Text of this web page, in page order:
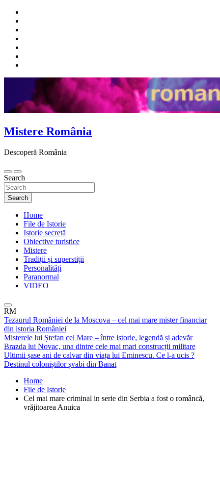
Skip
content
Mistere România
Descoperă România
Search
Search
Home
File de Istorie
Istorie secretă
Obiective turistice
Mistere
Tradiții și superstiții
Personalități
Paranormal
VIDEO
RM
Tezaurul României de la Moscova – cel mai mare mister financiar
din istoria României
Misterele lui Ștefan cel Mare – între istorie, legendă și adevăr
Brazda lui Novac, una dintre cele mai mari construcții militare
Ultimii șase ani de calvar din viața lui Eminescu. Ce l-a ucis ?
Destinul coloniștilor șvabi din Banat
Home
File de Istorie
Cel mai mare criminal in serie din Serbia a fost o româncă,
vrăjitoarea Anuica